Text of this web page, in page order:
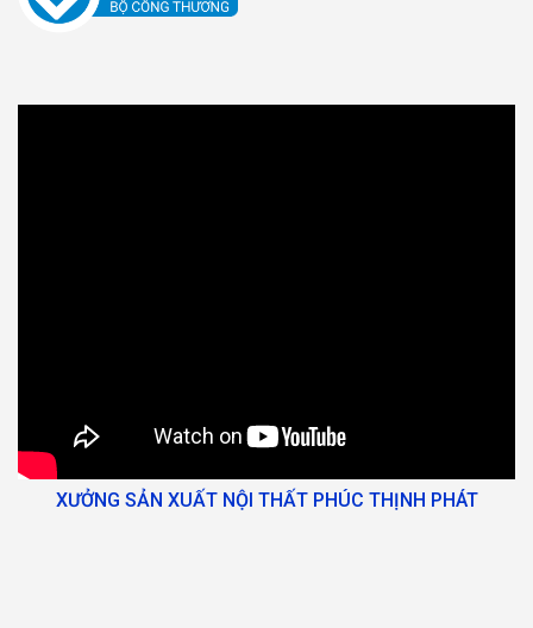
XƯỞNG SẢN XUẤT NỘI THẤT PHÚC THỊNH PHÁT